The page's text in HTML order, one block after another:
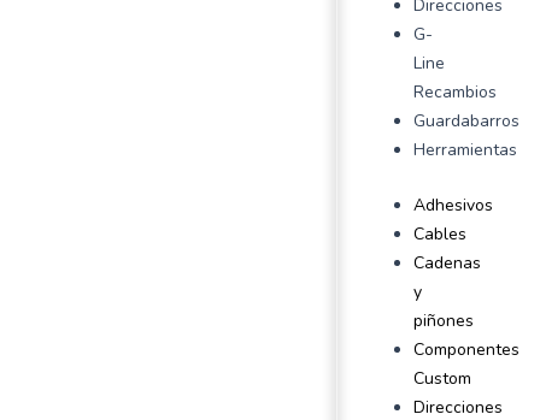
Direcciones
G-
Line
Recambios
Guardabarros
Herramientas
Adhesivos
Cables
Cadenas
y
piñones
Componentes
Custom
Direcciones